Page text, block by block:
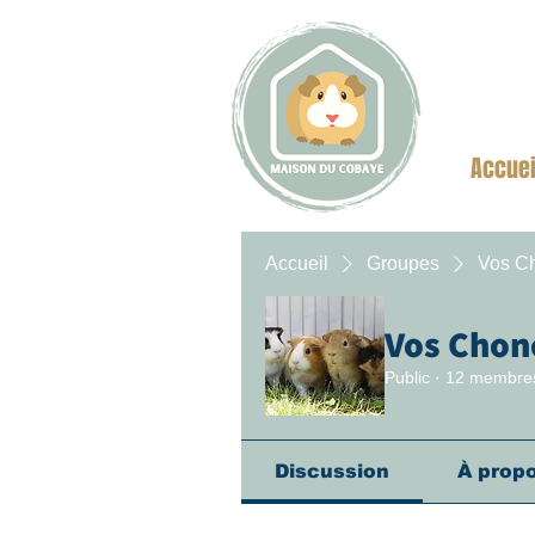
Accueil Groupes Vos
Vos
Public · 12
Discussion À